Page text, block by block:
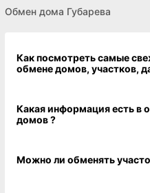
Обмен дома Губарева
Как посмотреть самые
обмене домов, участков,
Какая информация есть в
домов ?
Можно ли обменять